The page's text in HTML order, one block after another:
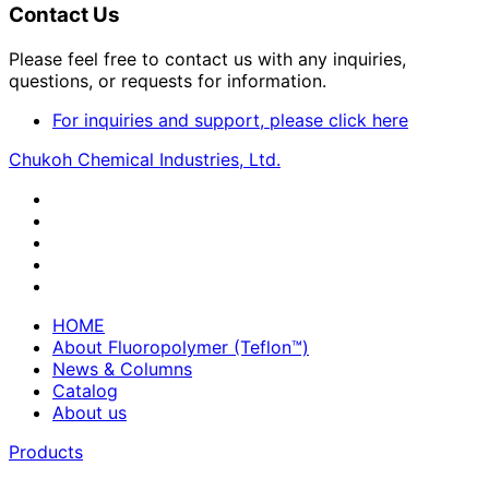
Contact Us
Please feel free to contact us with any inquiries,
questions, or requests for information.
For inquiries and support, please click here
Chukoh Chemical Industries, Ltd.
HOME
About Fluoropolymer (Teflon™)
News & Columns
Catalog
About us
Products